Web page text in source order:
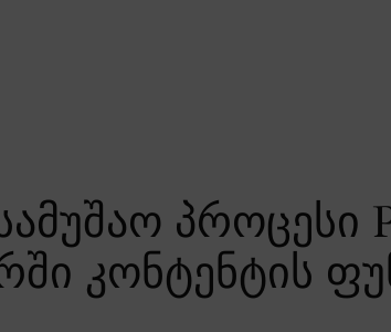
პროცესი
კონტენტის